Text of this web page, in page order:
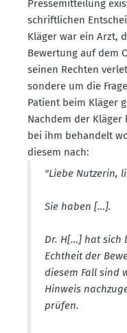
Presse­mit­teilung
schrift­lichen
Kläger war ein Arzt,
Bewertung auf dem
seinen Rechten
sondere um die
Patient beim Kläger
Nachdem der
bei ihm behandelt
diesem nach:
"Liebe Nutzerin,
Sie haben […].
Dr. H[…] hat sich
Echtheit der
diesem Fall sind
Hinweis
prüfen.